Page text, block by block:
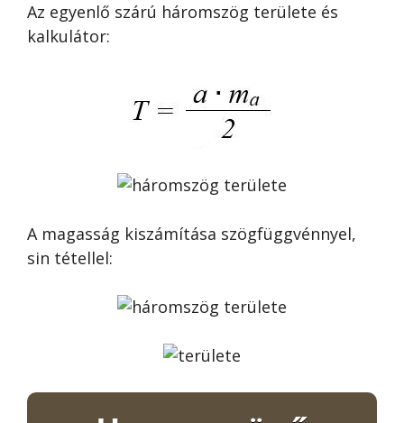
Az egyenlő szárú háromszög területe és
kalkulátor:
A magasság kiszámítása szögfüggvénnyel,
sin tétellel: